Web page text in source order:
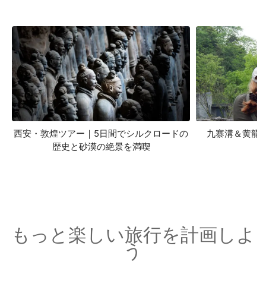
西安・敦煌ツアー｜5日間でシルクロードの
歴史と砂漠の絶景を満喫
九寨溝＆黄
もっと楽しい旅行を計画しよ
う